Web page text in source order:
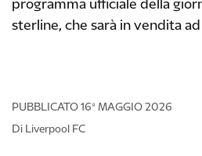
programma ufficiale della
sterline, che sarà in vendita
PUBBLICATO 16º MAGGIO 2026
Di Liverpool FC